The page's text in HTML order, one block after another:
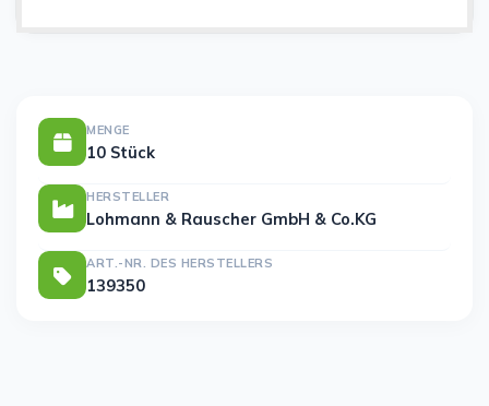
MENGE
10 Stück
HERSTELLER
Lohmann & Rauscher GmbH & Co.KG
ART.-NR. DES HERSTELLERS
139350